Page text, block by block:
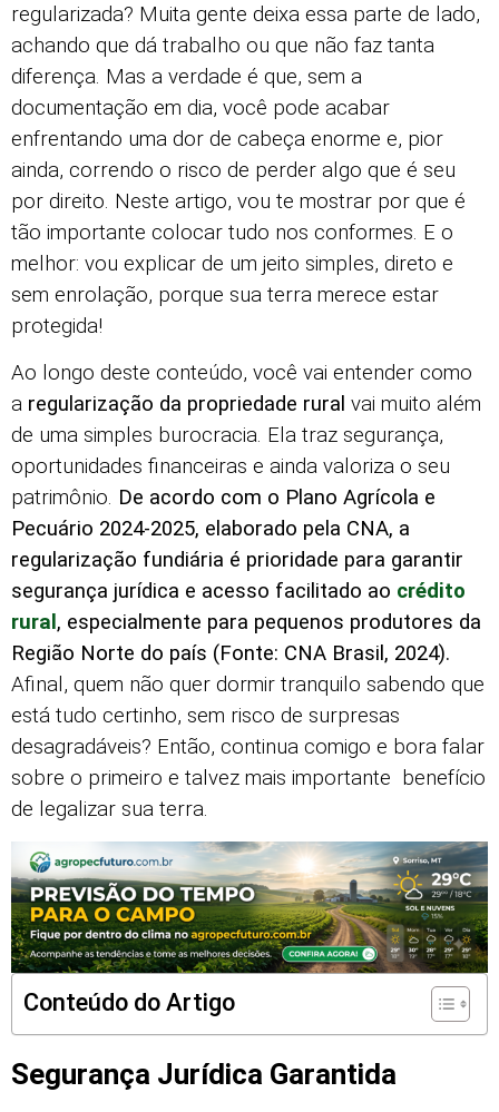
regularizada? Muita gente deixa essa parte de lado,
achando que dá trabalho ou que não faz tanta
diferença. Mas a verdade é que, sem a
documentação em dia, você pode acabar
enfrentando uma dor de cabeça enorme e, pior
ainda, correndo o risco de perder algo que é seu
por direito. Neste artigo, vou te mostrar por que é
tão importante colocar tudo nos conformes. E o
melhor: vou explicar de um jeito simples, direto e
sem enrolação, porque sua terra merece estar
protegida!
Ao longo deste conteúdo, você vai entender como
a regularização da propriedade rural vai muito além
de uma simples burocracia. Ela traz segurança,
oportunidades financeiras e ainda valoriza o seu
patrimônio. De acordo com o Plano Agrícola e
Pecuário 2024-2025, elaborado pela CNA, a
regularização fundiária é prioridade para garantir
segurança jurídica e acesso facilitado ao crédito
rural , especialmente para pequenos produtores da
Região Norte do país (Fonte: CNA Brasil, 2024).
Afinal, quem não quer dormir tranquilo sabendo que
está tudo certinho, sem risco de surpresas
desagradáveis? Então, continua comigo e bora falar
sobre o primeiro e talvez mais importante benefício
de legalizar sua terra.
Conteúdo do Artigo
Segurança Jurídica Garantida